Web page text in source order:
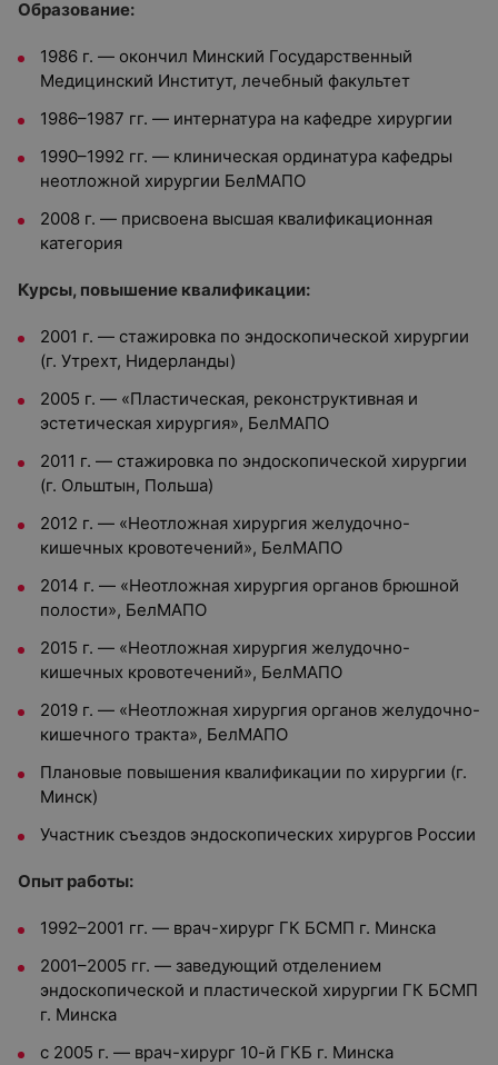
Образование:
1986 г. — окончил Минский Государственный
Медицинский Институт, лечебный факультет
1986–1987 гг. — интернатура на кафедре хирургии
1990–1992 гг. — клиническая ординатура кафедры
неотложной хирургии БелМАПО
2008 г. — присвоена высшая квалификационная
категория
Курсы, повышение квалификации:
2001 г. — стажировка по эндоскопической хирургии
(г. Утрехт, Нидерланды)
2005 г. — «Пластическая, реконструктивная и
эстетическая хирургия», БелМАПО
2011 г. — стажировка по эндоскопической хирургии
(г. Ольштын, Польша)
2012 г. — «Неотложная хирургия желудочно-
кишечных кровотечений», БелМАПО
2014 г. — «Неотложная хирургия органов брюшной
полости», БелМАПО
2015 г. — «Неотложная хирургия желудочно-
кишечных кровотечений», БелМАПО
2019 г. — «Неотложная хирургия органов желудочно-
кишечного тракта», БелМАПО
Плановые повышения квалификации по хирургии (г.
Минск)
Участник съездов эндоскопических хирургов России
Опыт работы:
1992–2001 гг. — врач-хирург ГК БСМП г. Минска
2001–2005 гг. — заведующий отделением
эндоскопической и пластической хирургии ГК БСМП
г. Минска
с 2005 г. — врач-хирург 10-й ГКБ г. Минска